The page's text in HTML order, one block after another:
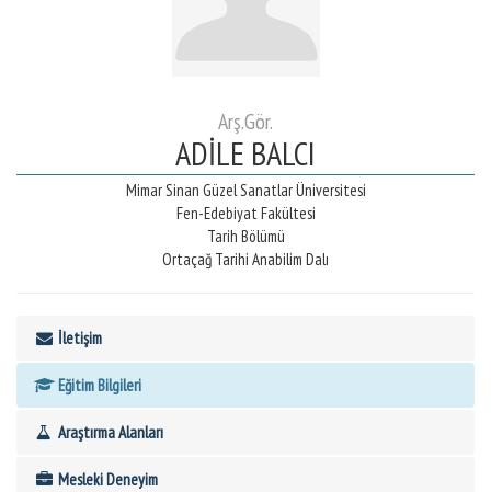
Arş.Gör.
ADİLE BALCI
Mimar Sinan Güzel Sanatlar Üniversitesi
Fen-Edebiyat Fakültesi
Tarih Bölümü
Ortaçağ Tarihi Anabilim Dalı
İletişim
Eğitim Bilgileri
Araştırma Alanları
Mesleki Deneyim